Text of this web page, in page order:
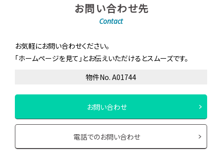
お問い合わせ先
Contact
お気軽にお問い合わせください。
「ホームページを見て」とお伝えいただけるとスムーズです。
物件No. A01744
お問い合わせ
電話でのお問い合わせ